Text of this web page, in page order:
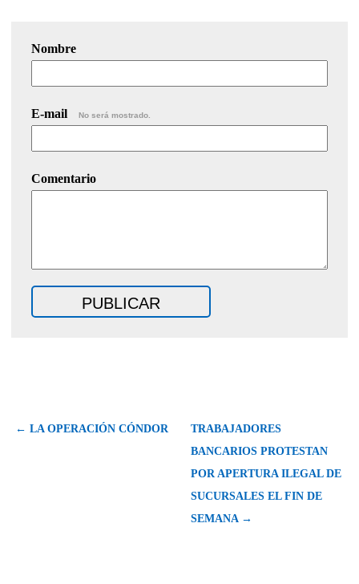
Nombre
E-mail No será mostrado.
Comentario
← LA OPERACIÓN CÓNDOR
TRABAJADORES
BANCARIOS PROTESTAN
POR APERTURA ILEGAL DE
SUCURSALES EL FIN DE
SEMANA →